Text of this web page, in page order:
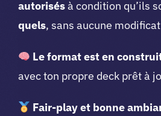
autorisésà condition qu’ils
quels, sans aucune
Le format est en
avec ton propre deck prêt à
Fair-play et bonne